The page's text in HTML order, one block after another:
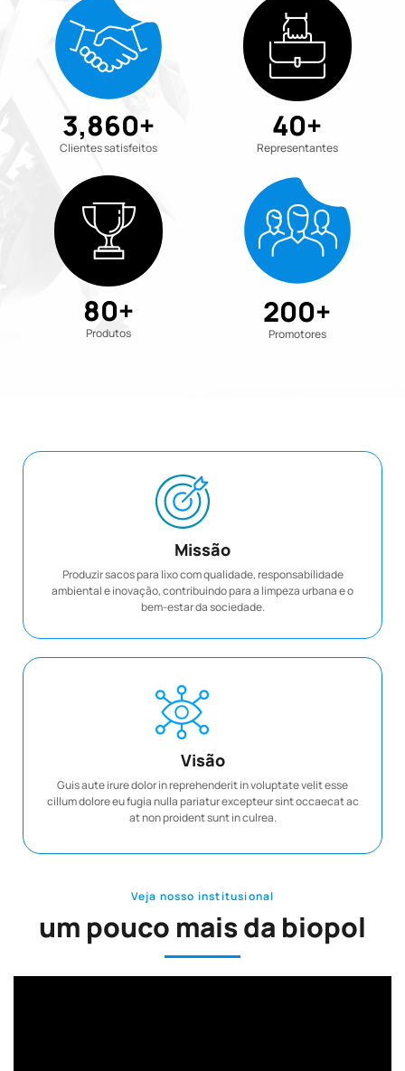
Clientes satisfeitos
3,860+
Representantes
40+
Produtos
80+
Promotores
200+
Missão
Produzir sacos para lixo com qualidade, responsabilidade
ambiental e inovação, contribuindo para a limpeza urbana e o
bem-estar da sociedade.
Visão
Guis aute irure dolor in reprehenderit in voluptate velit esse
cillum dolore eu fugia nulla pariatur excepteur sint occaecat ac
at non proident sunt in culrea.
Veja nosso institusional
um pouco mais da biopol